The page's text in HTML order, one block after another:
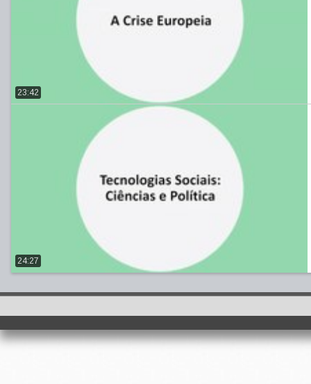
23:42
24:27